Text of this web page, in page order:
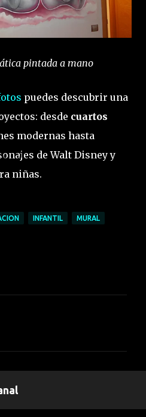
pintada a mano
puedes descubrir una
desde cuartos
modernas hasta
de Walt Disney y
niñas.
INFANTIL MURAL